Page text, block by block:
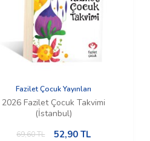
Fazilet Çocuk Yayınları
2026 Fazilet Çocuk Takvimi
(İstanbul)
69,60TL 52,90 TL